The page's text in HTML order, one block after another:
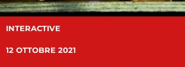
INTERACTIVE
12 OTTOBRE 2021